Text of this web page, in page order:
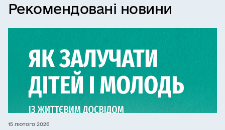
Рекомендовані новини
15 лютого 2026